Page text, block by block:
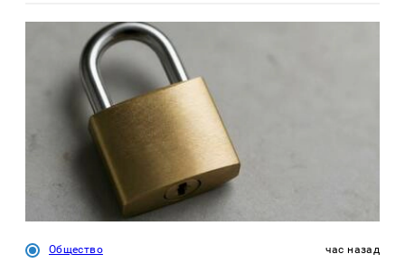
Общество час назад